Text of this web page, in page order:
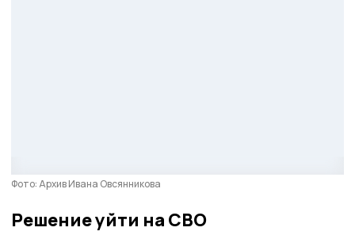
Фото: Архив Ивана Овсянникова
Решение уйти на СВО